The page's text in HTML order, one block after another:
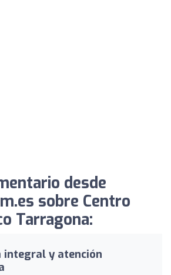
desde
sobre Centro
Tarragona:
integral y atención